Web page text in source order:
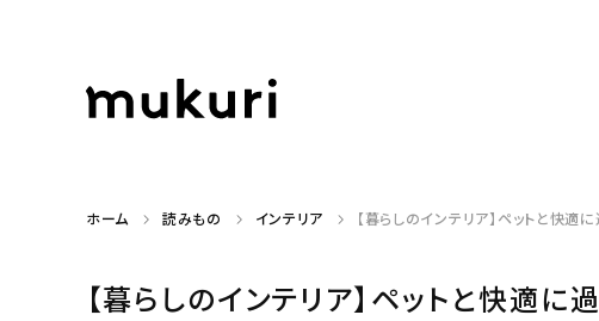
ホーム 読みもの インテリア 【暮らしのインテリア】ペットと快
【暮らしのインテリア】ペットと快適